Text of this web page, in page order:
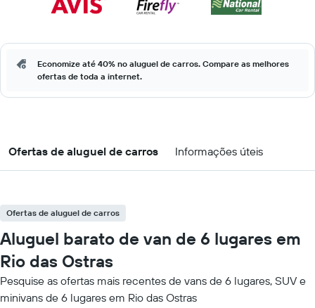
Economize até 40% no aluguel de carros. Compare as melhores
ofertas de toda a internet.
Ofertas de aluguel de carros Informações úteis
Ofertas de aluguel de carros
Aluguel barato de van de 6 lugares em
Rio das Ostras
Pesquise as ofertas mais recentes de vans de 6 lugares, SUV e
minivans de 6 lugares em Rio das Ostras